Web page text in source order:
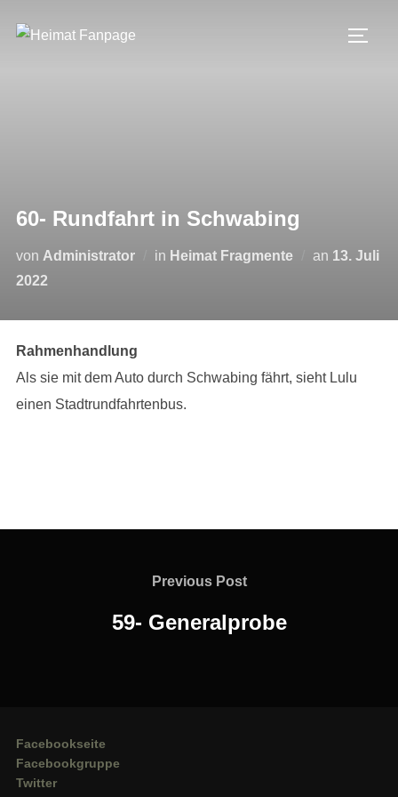
Inhalt
60- Rundfahrt in Schwabing
von Administrator in Heimat Fragmente an 13. Juli
2022
Rahmenhandlung
Als sie mit dem Auto durch Schwabing fährt, sieht Lulu
einen Stadtrundfahrtenbus.
Previous
Previous Post
59- Generalprobe
Facebookseite
Facebookgruppe
Twitter